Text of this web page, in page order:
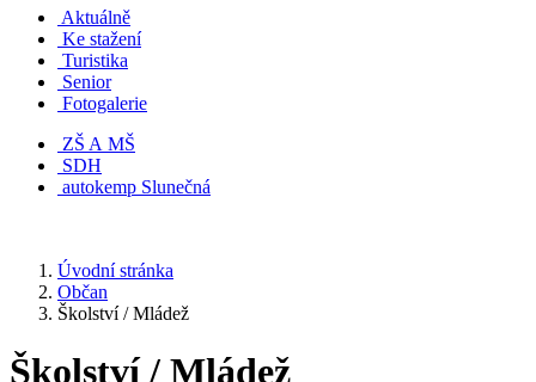
Aktuálně
Ke stažení
Turistika
Senior
Fotogalerie
ZŠ A MŠ
SDH
autokemp Slunečná
Úvodní stránka
Občan
Školství / Mládež
Školství / Mládež